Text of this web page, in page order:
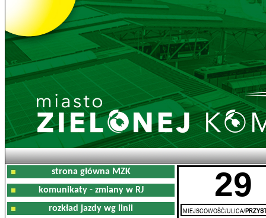
strona główna MZK
komunikaty - zmiany w RJ
rozkład jazdy wg linii
29
MIEJSCOWOŚĆ/ULICA/